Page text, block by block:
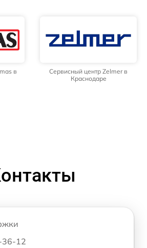
в
Сервисный центр Zelmer в
Краснодаре
36-12